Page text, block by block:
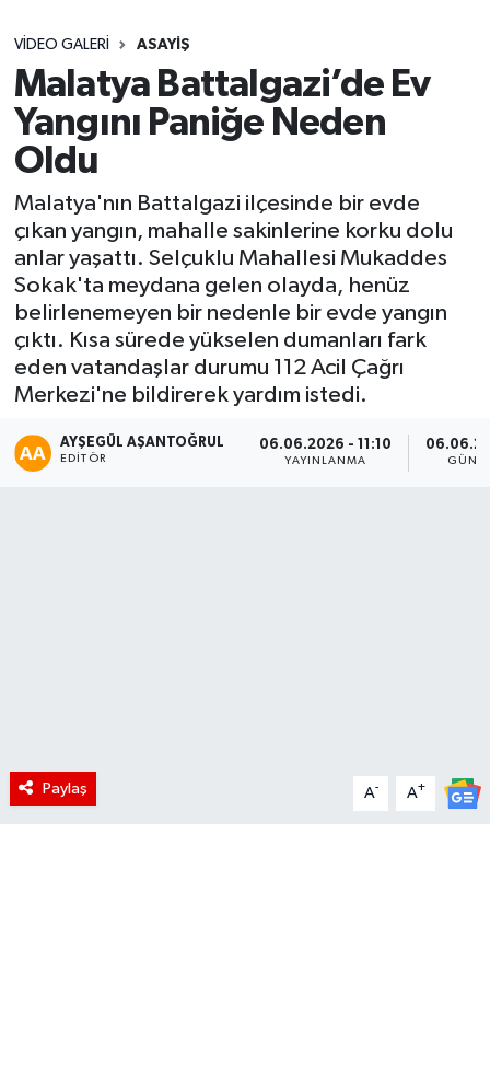
VIDEO GALERI ASAYIŞ
Malatya Battalgazi’de Ev
Yangını Paniğe Neden
Oldu
Malatya'nın Battalgazi ilçesinde bir evde
çıkan yangın, mahalle sakinlerine korku dolu
anlar yaşattı. Selçuklu Mahallesi Mukaddes
Sokak'ta meydana gelen olayda, henüz
belirlenemeyen bir nedenle bir evde yangın
çıktı. Kısa sürede yükselen dumanları fark
eden vatandaşlar durumu 112 Acil Çağrı
Merkezi'ne bildirerek yardım istedi.
AYŞEGÜL AŞANTOĞRUL
EDITÖR
06.06.2026 - 11:10
YAYINLANMA
Paylaş A- A+
Sağlık
Seri İlan
Siyaset
Spor
Yaşam